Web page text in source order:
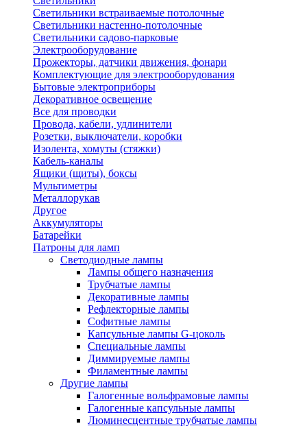
Светильники встраиваемые потолочные
Светильники настенно-потолочные
Светильники садово-парковые
Электрооборудование
Прожекторы, датчики движения, фонари
Комплектующие для электрооборудования
Бытовые электроприборы
Декоративное освещение
Все для проводки
Провода, кабели, удлинители
Розетки, выключатели, коробки
Изолента, хомуты (стяжки)
Кабель-каналы
Ящики (щиты), боксы
Мультиметры
Металлорукав
Другое
Аккумуляторы
Батарейки
Патроны для ламп
Светодиодные лампы
Лампы общего назначения
Трубчатые лампы
Декоративные лампы
Рефлекторные лампы
Софитные лампы
Капсульные лампы G-цоколь
Специальные лампы
Диммируемые лампы
Филаментные лампы
Другие лампы
Галогенные вольфрамовые лампы
Галогенные капсульные лампы
Люминесцентные трубчатые лампы